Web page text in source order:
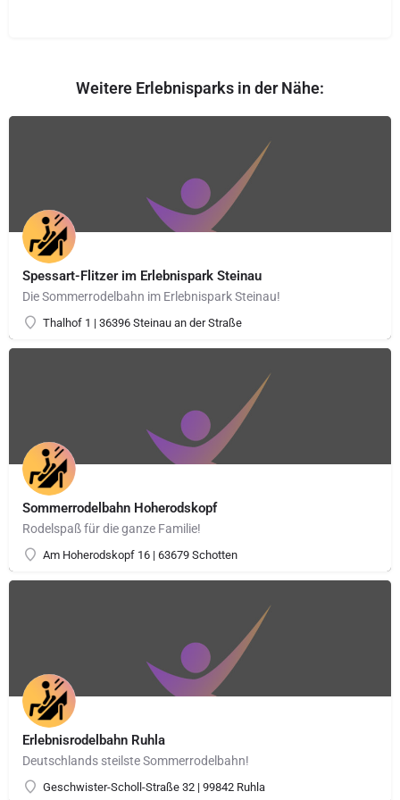
Weitere Erlebnisparks in der Nähe:
Spessart-Flitzer im Erlebnispark Steinau
Die Sommerrodelbahn im Erlebnispark Steinau!
Thalhof 1 | 36396 Steinau an der Straße
Sommerrodelbahn Hoherodskopf
Rodelspaß für die ganze Familie!
Am Hoherodskopf 16 | 63679 Schotten
Erlebnisrodelbahn Ruhla
Deutschlands steilste Sommerrodelbahn!
Geschwister-Scholl-Straße 32 | 99842 Ruhla